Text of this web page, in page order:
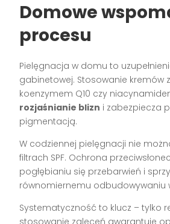
Domowe
procesu
Pielęgnacja w domu to
gabinetowej. Stosowanie kremów
koenzymem Q10 czy
rozjaśnianie blizn i zabezpiecza
pigmentacją.
W codziennej pielęgnacji nie
filtrach SPF. Ochrona
pogłębianiu się przebarwień i
równomiernemu odbudowywaniu
Systematyczność to klucz – tylko